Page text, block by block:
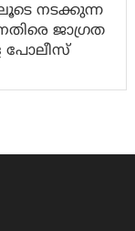
നടക്കുന്ന
ജാഗ്രത
പോലീസ്